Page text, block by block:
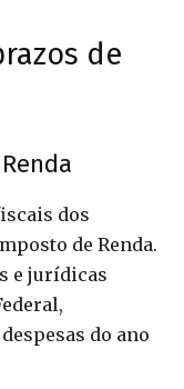
de
dos
de Renda.
e jurídicas
do ano